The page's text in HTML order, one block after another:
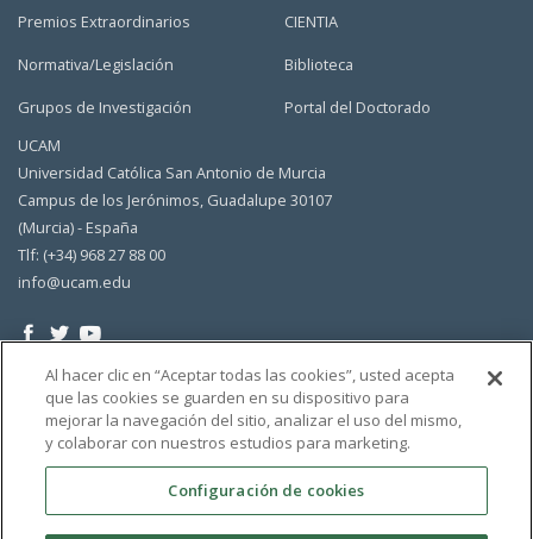
Premios Extraordinarios
Normativa/Legislación
Grupos de Investigación
CIENTIA
Biblioteca
Portal del Doctorado
UCAM
Universidad Católica San Antonio de Murcia
Campus de los Jerónimos, Guadalupe 30107
(Murcia) - España
Tlf: (+34) 968 27 88 00
info@ucam.edu
Al hacer clic en “Aceptar todas las cookies”, usted acepta
que las cookies se guarden en su dispositivo para
mejorar la navegación del sitio, analizar el uso del mismo,
y colaborar con nuestros estudios para marketing.
Configuración de cookies